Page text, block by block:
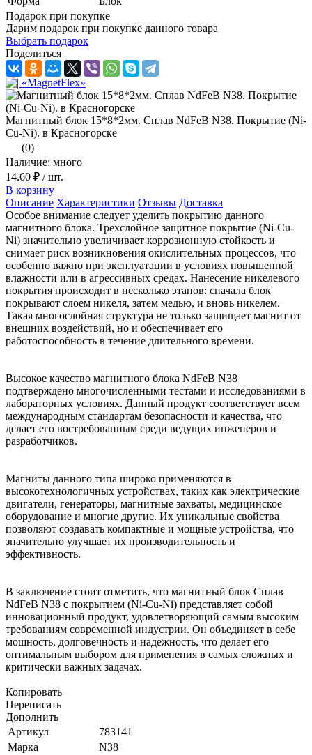
Подарок при покупке
Дарим подарок при покупке данного товара
Выбрать подарок
Поделиться
Магнитный блок 15*8*2мм. Сплав NdFeB N38. Покрытие (Ni-
Cu-Ni). в Красногорске
(0)
Наличие: много
14.60 ₽ / шт.
В корзину
Описание Характеристики Отзывы Доставка
Особое внимание следует уделить покрытию данного
магнитного блока. Трехслойное защитное покрытие (Ni-Cu-
Ni) значительно увеличивает коррозионную стойкость и
снимает риск возникновения окислительных процессов, что
особенно важно при эксплуатации в условиях повышенной
влажности или в агрессивных средах. Нанесение никелевого
покрытия происходит в несколько этапов: сначала блок
покрывают слоем никеля, затем медью, и вновь никелем.
Такая многослойная структура не только защищает магнит от
внешних воздействий, но и обеспечивает его
работоспособность в течение длительного времени.
Высокое качество магнитного блока NdFeB N38
подтверждено многочисленными тестами и исследованиями в
лабораторных условиях. Данный продукт соответствует всем
международным стандартам безопасности и качества, что
делает его востребованным среди ведущих инженеров и
разработчиков.
Магниты данного типа широко применяются в
высокотехнологичных устройствах, таких как электрические
двигатели, генераторы, магнитные захваты, медицинское
оборудование и многие другие. Их уникальные свойства
позволяют создавать компактные и мощные устройства, что
значительно улучшает их производительность и
эффективность.
В заключение стоит отметить, что магнитный блок Сплав
NdFeB N38 с покрытием (Ni-Cu-Ni) представляет собой
инновационный продукт, удовлетворяющий самым высоким
требованиям современной индустрии. Он объединяет в себе
мощность, долговечность и надежность, что делает его
оптимальным выбором для применения в самых сложных и
критически важных задачах.
Копировать
Переписать
Дополнить
Артикул
783141
Марка
N38